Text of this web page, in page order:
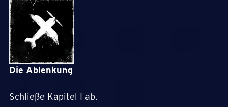
Die Ablenkung
Schließe Kapitel I ab.